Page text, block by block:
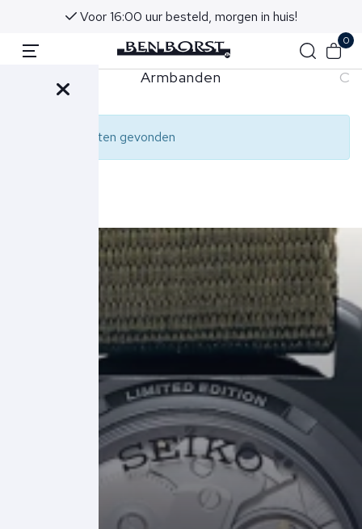
Voor 16:00 uur besteld, morgen in huis!
0
Armbanden
Geen resultaten gevonden